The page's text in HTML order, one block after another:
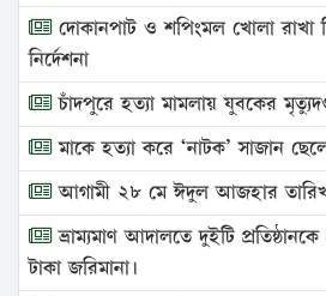
দোকানপাট ও শপিংমল খোলা রাখা
নির্দেশনা
চাঁদপুরে হত্যা মামলায় যুবকের
মাকে হত্যা করে ‘নাটক’ সাজান
আগামী ২৮ মে ঈদুল আজহার
ভ্রাম্যমাণ আদালতে দুইটি
টাকা জরিমানা।